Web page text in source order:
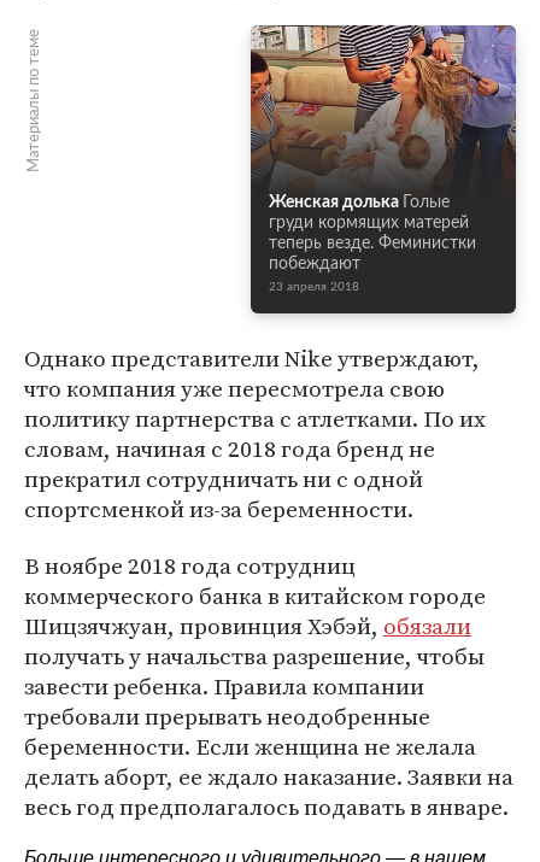
Материалы по теме
Женская долька
Голые
груди кормящих матерей
теперь везде. Феминистки
побеждают
23 апреля 2018
Однако представители Nike утверждают,
что компания уже пересмотрела свою
политику партнерства с атлетками. По их
словам, начиная с 2018 года бренд не
прекратил сотрудничать ни с одной
спортсменкой из-за беременности.
В ноябре 2018 года сотрудниц
коммерческого банка в китайском городе
Шицзячжуан, провинция Хэбэй, обязали
получать у начальства разрешение, чтобы
завести ребенка. Правила компании
требовали прерывать неодобренные
беременности. Если женщина не желала
делать аборт, ее ждало наказание. Заявки на
весь год предполагалось подавать в январе.
Больше интересного и удивительного — в нашем